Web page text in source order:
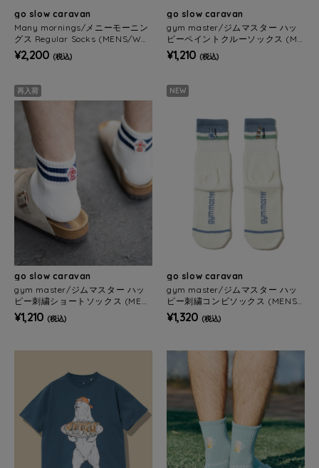
go slow caravan
Many mornings/メニーモーニン
グス Regular Socks (MENS/WO
MENS)
¥2,200 (税込)
go slow caravan
gym master/ジムマスター ハッ
ピーペイントクルーソックス (ME
NS/WOMENS)
¥1,210 (税込)
再入荷
go slow caravan
gym master/ジムマスター ハッ
ピー刺繍ショートソックス (MEN
S/WOMENS)
¥1,210 (税込)
NEW
go slow caravan
gym master/ジムマスター ハッ
ピー刺繍コンビソックス (MENS/
WOMENS)
¥1,320 (税込)